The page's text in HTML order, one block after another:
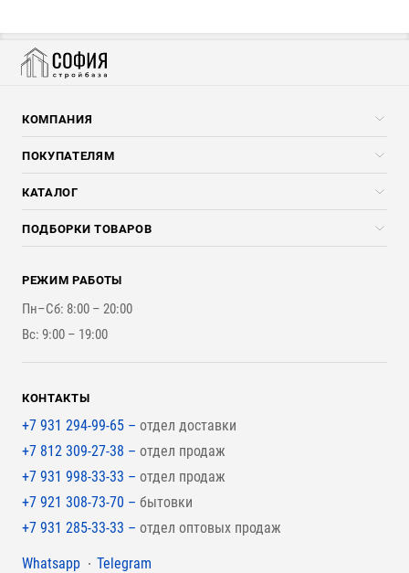
КОМПАНИЯ
Компания
Услуги
ПОКУПАТЕЛЯМ
Скидки стройкомпаниям
Доставка и разгрузка
Оплата и Возврат
Наши работы
КАТАЛОГ
Погонажные изделия
Брикеты, Дрова, Стружка
Стройматериалы
Инструменты
ПОДБОРКИ ТОВАРОВ
Для бутерброда стены
Для наружной отделки
Для покрытия крыши
РЕЖИМ РАБОТЫ
Пн–Сб: 8:00 – 20:00
Вс: 9:00 – 19:00
КОНТАКТЫ
+7 931 294-99-65 – отдел доставки
+7 812 309-27-38 – отдел продаж
+7 931 998-33-33 – отдел продаж
+7 921 308-73-70 – бытовки
+7 931 285-33-33 – отдел оптовых продаж
Мессенджеры
Whatsapp
Telegram